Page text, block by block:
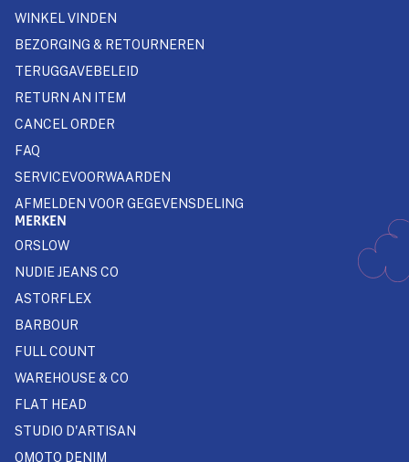
WINKEL VINDEN
BEZORGING & RETOURNEREN
TERUGGAVEBELEID
RETURN AN ITEM
CANCEL ORDER
FAQ
SERVICEVOORWAARDEN
AFMELDEN VOOR GEGEVENSDELING
MERKEN
ORSLOW
NUDIE JEANS CO
ASTORFLEX
BARBOUR
FULL COUNT
WAREHOUSE & CO
FLAT HEAD
STUDIO D'ARTISAN
OMOTO DENIM